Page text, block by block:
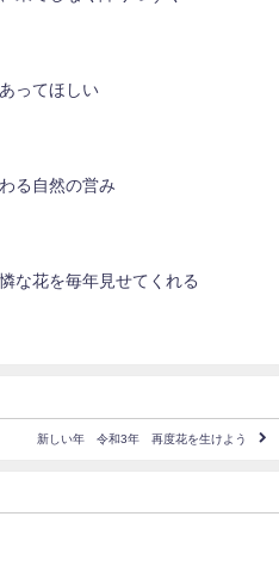
ってほしい
る自然の営み
な花を毎年見せてくれる
新しい年 令和3年 再度花を生けよう